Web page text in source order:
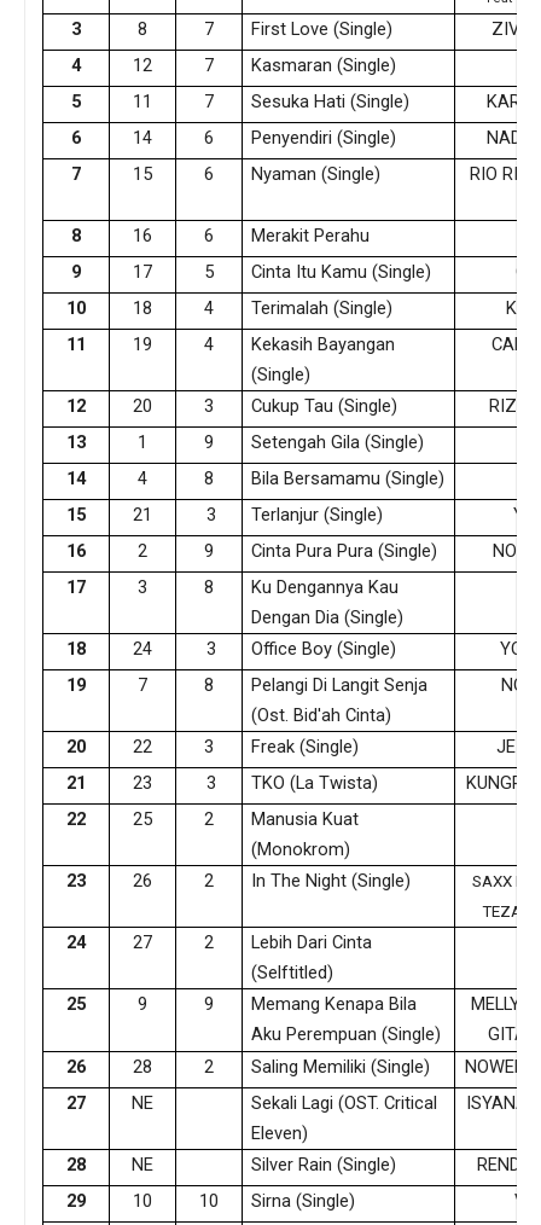
3 8 7 First Love (Single)
4
12 7 Kasmaran (Single)
5
11 7 Sesuka Hati (Single)
6
14 6 Penyendiri (Single)
7
15 6 Nyaman (Single)
RIO
8
16 6 Merakit Perahu
9
17 5 Cinta Itu Kamu (Single)
10
18 4 Terimalah (Single)
11
19 4
Kekasih Bayangan
(Single)
12 20 3 Cukup Tau (Single)
13
1 9 Setengah Gila (Single)
14
4 8 Bila Bersamamu (Single)
15
21 3 Terlanjur (Single)
16
2 9 Cinta Pura Pura (Single)
17
3 8
Ku Dengannya Kau
Dengan Dia (Single)
18 24 3 Office Boy (Single)
19
7 8
Pelangi Di Langit Senja
(Ost. Bid'ah Cinta)
NOE
20 22 3 Freak (Single)
JEIA
21
23 3 TKO (La Twista)
22
25 2
Manusia Kuat
(Monokrom)
23 26 2 In The Night (Single)
SAXX IN
TEZA
24 27 2
Lebih Dari Cinta
(Selftitled)
25 9 9
Memang Kenapa Bila
Aku Perempuan (Single)
MELLY
GITA
26
28 2 Saling Memiliki (Single)
27
NE
Sekali Lagi (OST. Critical
Eleven)
ISYANA
28 NE Silver Rain (Single)
RENDY
29
10 10 Sirna (Single)